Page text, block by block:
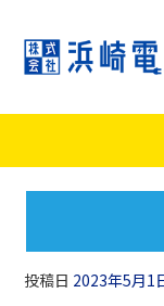
投稿日 2023年5月1